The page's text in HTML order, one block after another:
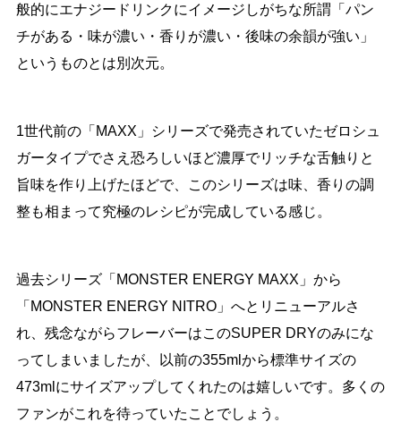
般的にエナジードリンクにイメージしがちな所謂「パン
チがある・味が濃い・香りが濃い・後味の余韻が強い」
というものとは別次元。
1世代前の「MAXX」シリーズで発売されていたゼロシュ
ガータイプでさえ恐ろしいほど濃厚でリッチな舌触りと
旨味を作り上げたほどで、このシリーズは味、香りの調
整も相まって究極のレシピが完成している感じ。
過去シリーズ「MONSTER ENERGY MAXX」から
「MONSTER ENERGY NITRO」へとリニューアルさ
れ、残念ながらフレーバーはこのSUPER DRYのみにな
ってしまいましたが、以前の355mlから標準サイズの
473mlにサイズアップしてくれたのは嬉しいです。多くの
ファンがこれを待っていたことでしょう。